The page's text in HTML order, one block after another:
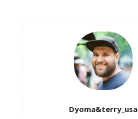
Dyoma&terry_usa